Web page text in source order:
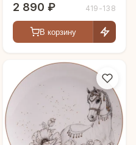
2 890 ₽ 419-138
В корзину